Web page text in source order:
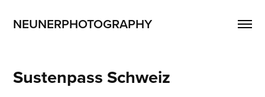
NEUNERPHOTOGRAPHY
Sustenpass Schweiz